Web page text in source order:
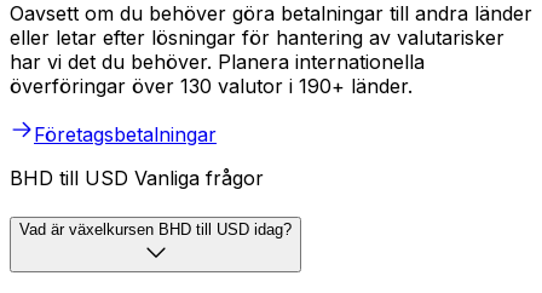
Oavsett om du behöver göra betalningar till andra länder
eller letar efter lösningar för hantering av valutarisker
har vi det du behöver. Planera internationella
överföringar över 130 valutor i 190+ länder.
Företagsbetalningar
BHD till USD Vanliga frågor
Vad är växelkursen BHD till USD idag?